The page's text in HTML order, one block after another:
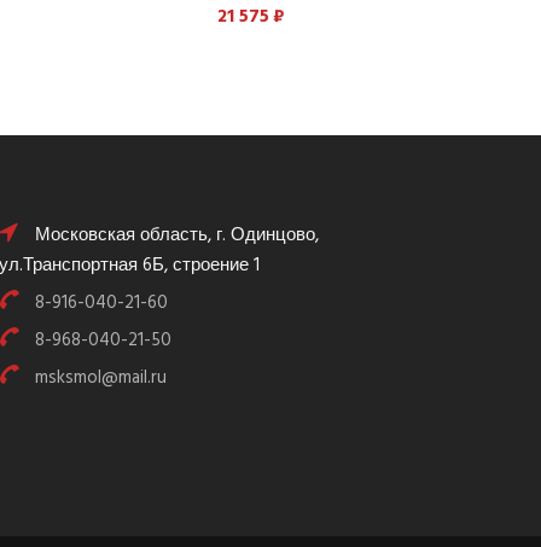
21 575₽
Московская область, г. Одинцово,
ул.Транспортная 6Б, строение 1
8-916-040-21-60
8-968-040-21-50
msksmol@mail.ru